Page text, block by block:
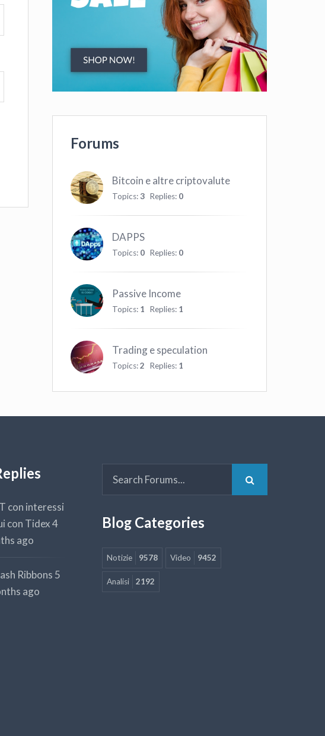
Forums
Bitcoin e altre criptovalute
Topics:3 Replies: 0
DAPPS
Topics: 0 Replies: 0
Passive Income
Topics: 1 Replies: 1
Trading e speculation
Topics:2 Replies: 1
con interessi
con Tidex4
ago
Ribbons 5
ago
Blog Categories
Notizie 9578 Video 9452
Analisi 2192